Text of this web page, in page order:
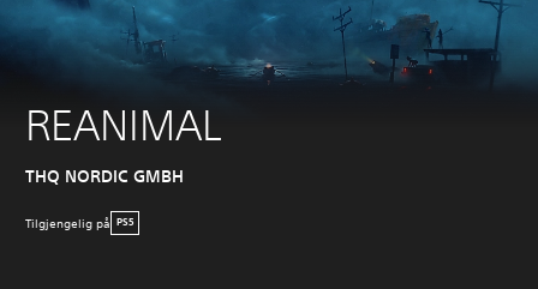
REANIMAL
THQ NORDIC GMBH
Tilgjengelig på PS5